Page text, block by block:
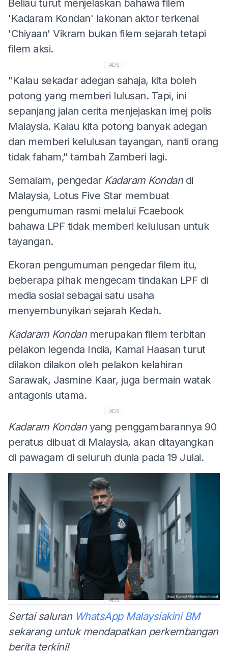
Beliau turut menjelaskan bahawa filem
'Kadaram Kondan' lakonan aktor terkenal
'Chiyaan' Vikram bukan filem sejarah tetapi
filem aksi.
ADS
"Kalau sekadar adegan sahaja, kita boleh
potong yang memberi lulusan. Tapi, ini
sepanjang jalan cerita menjejaskan imej polis
Malaysia. Kalau kita potong banyak adegan
dan memberi kelulusan tayangan, nanti orang
tidak faham," tambah Zamberi lagi.
Semalam, pengedar Kadaram Kondandi
Malaysia, Lotus Five Star membuat
pengumuman rasmi melalui Fcaebook
bahawa LPF tidak memberi kelulusan untuk
tayangan.
Ekoran pengumuman pengedar filem itu,
beberapa pihak mengecam tindakan LPF di
media sosial sebagai satu usaha
menyembunyikan sejarah Kedah.
Kadaram Kondanmerupakan filem terbitan
pelakon legenda India, Kamal Haasan turut
dilakon dilakon oleh pelakon kelahiran
Sarawak, Jasmine Kaar, juga bermain watak
antagonis utama.
ADS
Kadaram Kondanyang penggambarannya 90
peratus dibuat di Malaysia, akan ditayangkan
di pawagam di seluruh dunia pada 19 Julai.
ADS
Sertai saluran WhatsApp Malaysiakini BM
sekarang untuk mendapatkan perkembangan
berita terkini!